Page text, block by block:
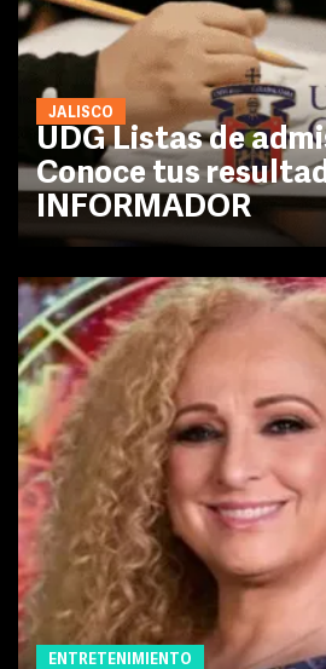
JALISCO
UDG Listas de
Conoce tus
INFORMADOR
ENTRETENIMIENTO